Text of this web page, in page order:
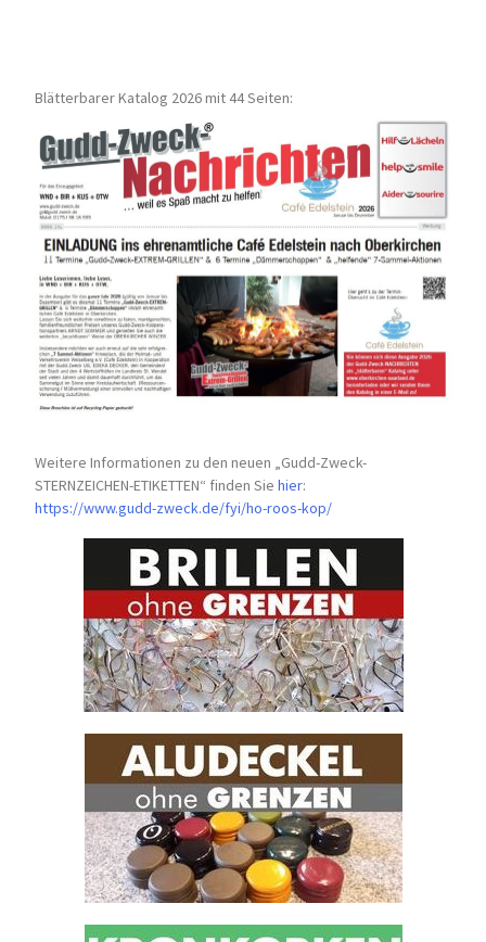
Blätterbarer Katalog 2026 mit 44 Seiten:
Weitere Informationen zu den neuen „Gudd-Zweck-
STERNZEICHEN-ETIKETTEN“ finden Siehier:
https://www.gudd-zweck.de/fyi/ho-roos-kop/